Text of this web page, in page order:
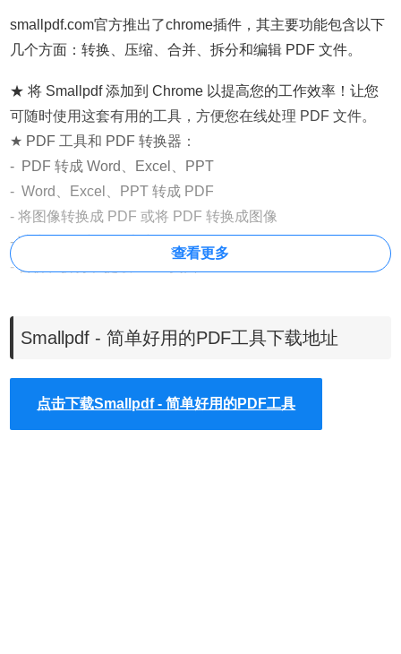
smallpdf.com官方推出了chrome插件，其主要功能包含以下
几个方面：转换、压缩、合并、拆分和编辑 PDF 文件。
★ 将 Smallpdf 添加到 Chrome 以提高您的工作效率！让您
可随时使用这套有用的工具，方便您在线处理 PDF 文件。
★ PDF 工具和 PDF 转换器：
- PDF 转成 Word、Excel、PPT
- Word、Excel、PPT 转成 PDF
- 将图像转换成 PDF 或将 PDF 转换成图像
- 减小 PDF 文件的大小
- 合併、拆分和提取 PDF 页面
- 旋转和删除 PDF 页面
- 为 PDF 文件签名或发送 PDF 以进行签名
★ 使用Smallpdf，您可以处理多种文件类型：
- PDF
查看更多
Smallpdf - 简单好用的PDF工具下载地址
点击下载Smallpdf - 简单好用的PDF工具